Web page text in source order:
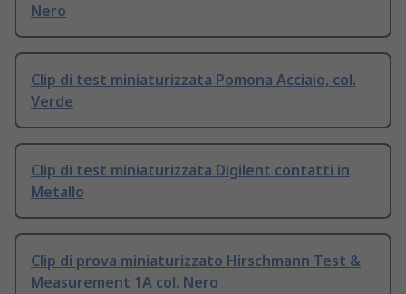
Nero
Clip di test miniaturizzata Pomona Acciaio, col.
Verde
Clip di test miniaturizzata Digilent contatti in
Metallo
Clip di prova miniaturizzato Hirschmann Test &
Measurement 1A col. Nero